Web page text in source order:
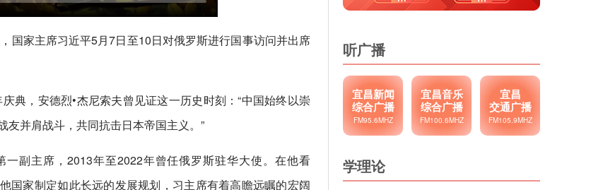
国家主席习近平5月7日至10日对俄罗斯进行国事访问并出席
典，安德烈•杰尼索夫曾见证这一历史时刻：“中国始终以崇
并肩战斗，共同抗击日本帝国主义。”
副主席，2013年至2022年曾任俄罗斯驻华大使。在他看
国家制定如此长远的发展规划，习主席有着高瞻远瞩的宏阔
听广播
宜昌新闻
综合广播
FM95.6MHZ
宜昌音乐
综合广播
FM100.6MHZ
宜昌
交通广播
FM105.9MHZ
学理论